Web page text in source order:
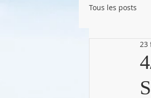
Tous les posts
23